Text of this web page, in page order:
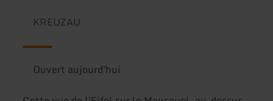
KREUZAU
Ouvert aujourd'hui